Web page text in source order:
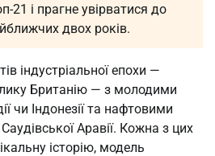
і прагне увірватися до
двох років.
індустріальної епохи —
Британію — з молодими
чи Індонезії та нафтовими
Аравії. Кожна з цих
історію, модель